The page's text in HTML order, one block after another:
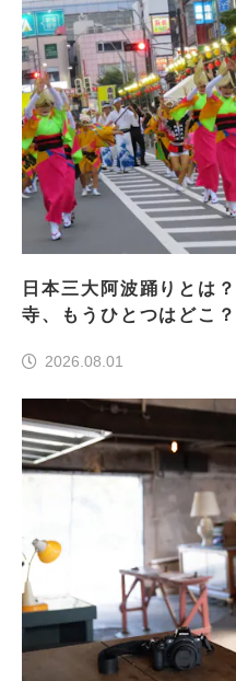
日本三大阿波踊りとは
寺、もうひとつはどこ？
2026.08.01